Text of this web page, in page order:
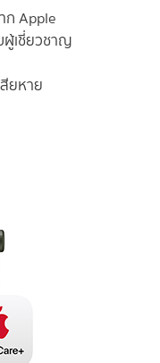
ก Apple
ผู้เชี่ยวชาญ
ยหาย